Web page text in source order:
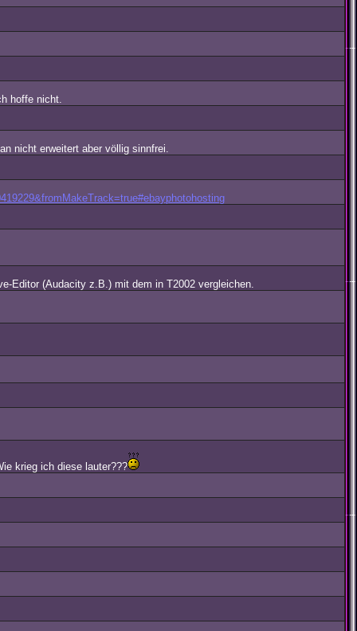
hoffe nicht.
nicht erweitert aber völlig sinnfrei.
Editor (Audacity z.B.) mit dem in T2002 vergleichen.
krieg ich diese lauter???